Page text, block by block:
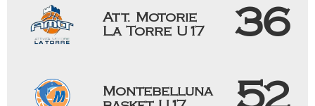
Att. Motorie
La Torre U17
36
Montebelluna
52